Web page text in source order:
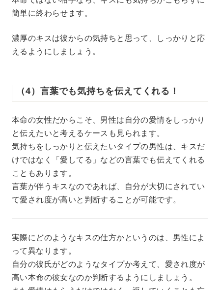
簡単に終わらせます。
濃厚のキスは彼からの気持ちと思って、しっかりと応
えるようにしましょう。
（4）言葉でも気持ちを伝えてくれる！
本命の女性だからこそ、男性は自分の愛情をしっかり
と伝えたいと考えるケースも見られます。
気持ちをしっかりと伝えたいタイプの男性は、キスだ
けではなく「愛してる」などの言葉でも伝えてくれる
こともあります。
言葉が伴うキスなのであれば、自分が大切にされてい
て愛され度が高いと判断することが可能です。
実際にどのようなキスの仕方かというのは、男性によ
って異なります。
自分の彼氏がどのようなタイプか考えて、愛され度が
高い本命の彼女なのか判断するようにしましょう。